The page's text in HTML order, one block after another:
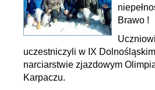
Brawo !
uczestniczyli w IX
narciarstwie zjazdowym
Karpaczu.